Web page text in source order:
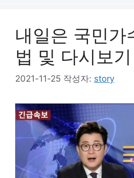
내일은 국민가
법 및 다시보기
2021-11-25 작성자: story